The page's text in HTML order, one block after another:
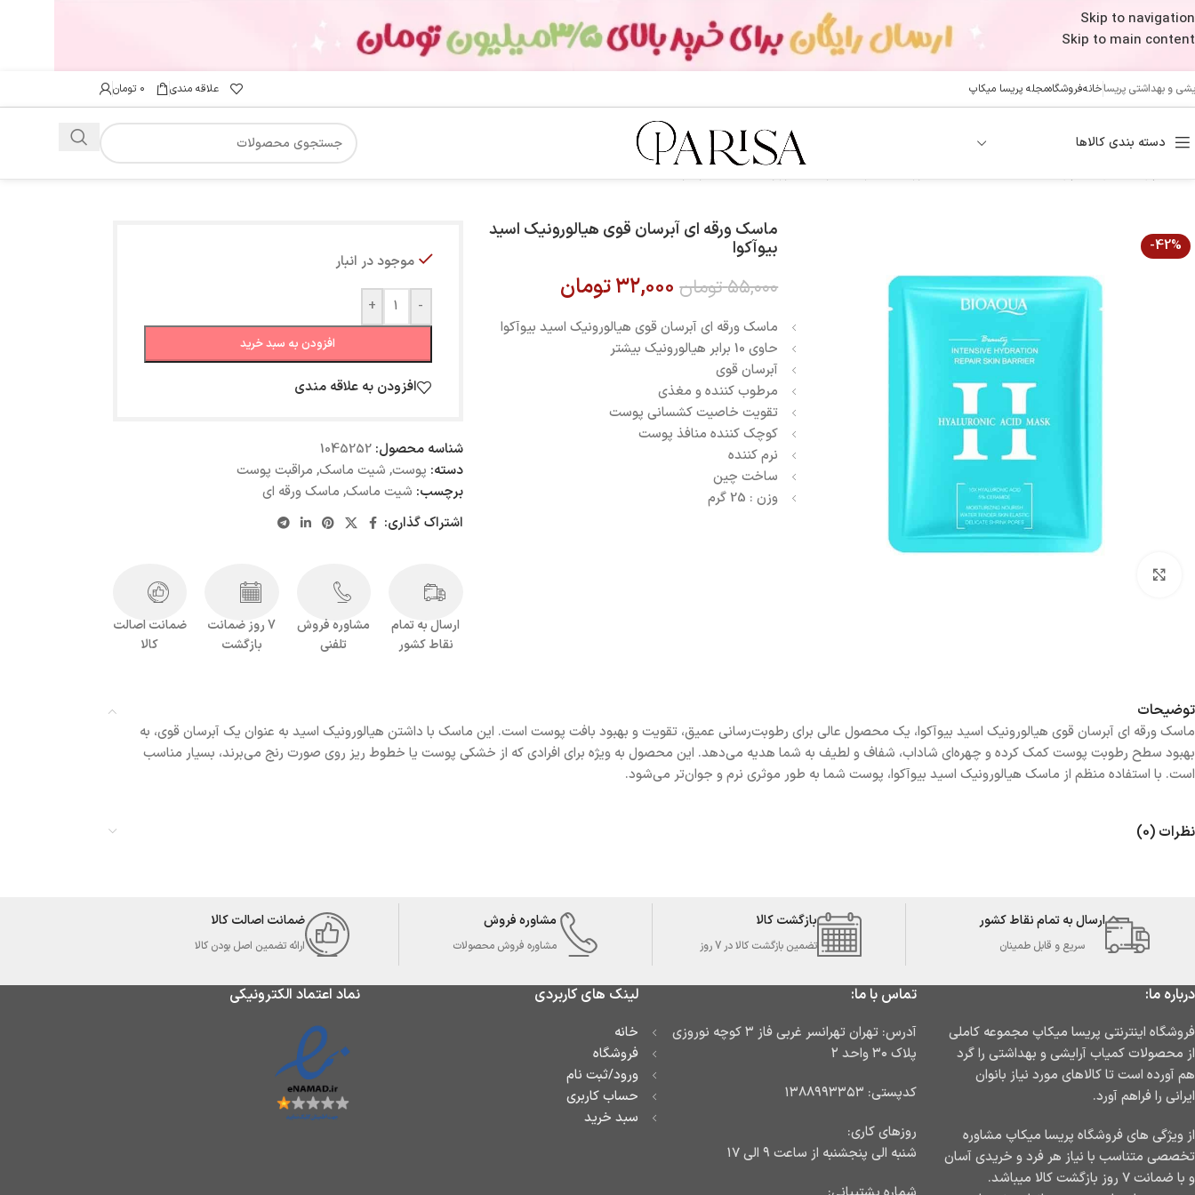
Skip to navigation
Skip to main content
و بهداشتی پریساخانهفروشگاهمجله پریسا میکاپ علاقه مندی ۰ تومان
دسته بندی کالاها
-42%
ماسک ورقه ای آبرسان قوی هیالورونیک اسید
بیوآکوا
۵۵,۰۰۰تومان ۳۲,۰۰۰تومان
ماسک ورقه ای آبرسان قوی هیالورونیک اسید بیوآکوا
حاوی 10 برابر هیالورونیک بیشتر
آبرسان قوی
مرطوب کننده و مغذی
تقویت خاصیت کشسانی پوست
کوچک کننده منافذ پوست
نرم کننده
ساخت چین
وزن : 25 گرم
موجود در انبار
-
+
افزودن به سبد خرید
افزودن به علاقه مندی
شناسه محصول:1045252
دسته: پوست, شیت ماسک, مراقبت پوست
برچسب: شیت ماسک, ماسک ورقه ای
اشتراک گذاری:
ارسال به تمام
نقاط کشور
مشاوره فروش
تلفنی
7 روز ضمانت
بازگشت
ضمانت اصالت
کالا
توضیحات
ماسک ورقه ای آبرسان قوی هیالورونیک اسید بیوآکوا، یک محصول عالی برای رطوبت‌رسانی عمیق، تقویت و بهبود بافت پوست است. این ماسک با داشتن هیالورونیک اسید به عنوان یک آبرسان قوی، به
بهبود سطح رطوبت پوست کمک کرده و چهره‌ای شاداب، شفاف و لطیف به شما هدیه می‌دهد. این محصول به ویژه برای افرادی که از خشکی پوست یا خطوط ریز روی صورت رنج می‌برند، بسیار مناسب
است. با استفاده منظم از ماسک هیالورونیک اسید بیوآکوا، پوست شما به طور موثری نرم و جوان‌تر می‌شود.
نظرات (0)
ارسال به تمام نقاط کشور
سریع و قابل طمینان
بازگشت کالا
تضمین بازگشت کالا در 7 روز
مشاوره فروش
مشاوره فروش محصولات
ضمانت اصالت کالا
ارائه تضمین اصل بودن کالا
درباره ما:
فروشگاه اینترنتی پریسا میکاپ مجموعه کاملی
از محصولات کمیاب آرایشی و بهداشتی را گرد
هم آورده است تا کالاهای مورد نیاز بانوان
ایرانی را فراهم آورد.
از ویژگی های فروشگاه پریسا میکاپ مشاوره
تخصصی متناسب با نیاز هر فرد و خریدی آسان
و با ضمانت ۷ روز بازگشت کالا میباشد.
تماس با ما:
آدرس: تهران تهرانسر غربی فاز ۳ کوچه نوروزی
پلاک ۳۰ واحد ۲
کدپستی: ۱۳۸۸۹۹۳۳۵۳
روزهای کاری:
شنبه الی پنجشنبه از ساعت ۹ الی ۱۷
لینک های کاربردی
خانه
فروشگاه
ورود/ثبت نام
حساب کاربری
سبد خرید
نماد اعتماد الکترونیکی